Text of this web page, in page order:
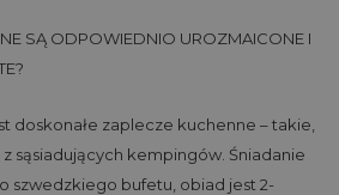
SĄ ODPOWIEDNIO UROZMAICONE I
doskonałe zaplecze kuchenne – takie,
z sąsiadujących kempingów. Śniadanie
szwedzkiego bufetu, obiad jest 2-